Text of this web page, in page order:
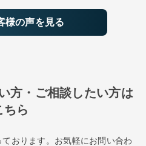
様の声を見る
方・ご相談したい方は
ちら
おります。お気軽にお問い合わ